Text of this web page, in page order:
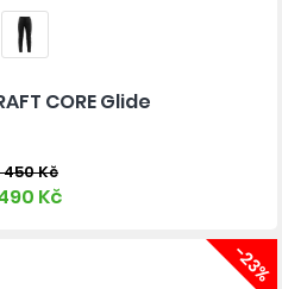
CORE Glide
450 Kč
Kč
-23%